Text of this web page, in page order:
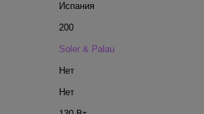
Испания
200
Soler & Palau
Нет
Нет